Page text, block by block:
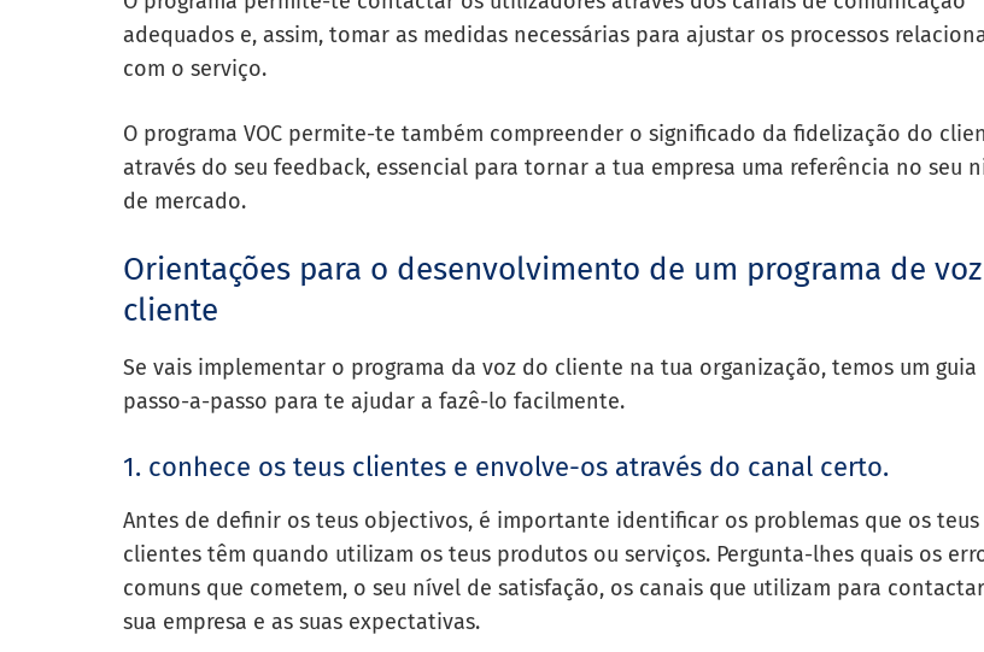
adequados e, assim, tomar as medidas necessárias para ajustar os processos
com o serviço.
O programa VOC permite-te também compreender o significado da fidelização do
através do seu feedback, essencial para tornar a tua empresa uma referência no seu
de mercado.
Orientações para o desenvolvimento de um programa de
cliente
Se vais implementar o programa da voz do cliente na tua organização, temos um guia
passo-a-passo para te ajudar a fazê-lo facilmente.
1. conhece os teus clientes e envolve-os através do canal certo.
Antes de definir os teus objectivos, é importante identificar os problemas que os teus
clientes têm quando utilizam os teus produtos ou serviços. Pergunta-lhes quais os
comuns que cometem, o seu nível de satisfação, os canais que utilizam para
sua empresa e as suas expectativas.